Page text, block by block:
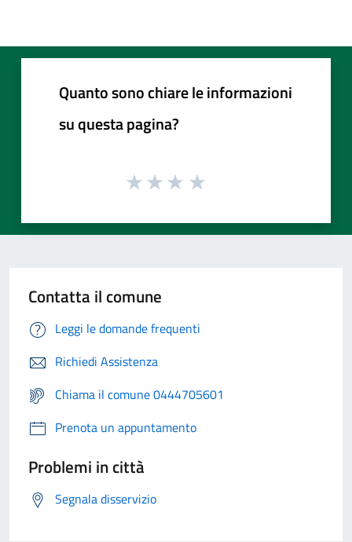
Quanto sono chiare le informazioni
su questa pagina?
Contatta il comune
Leggi le domande frequenti
Richiedi Assistenza
Chiama il comune 0444705601
Prenota un appuntamento
Problemi in città
Segnala disservizio